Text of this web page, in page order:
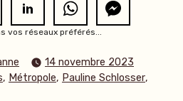
vos réseaux préférés...
14 novembre 2023
, Métropole, Pauline Schlosser,